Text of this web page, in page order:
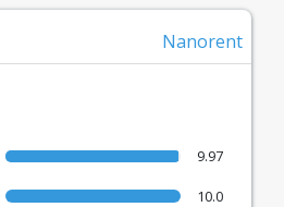
Nanorent
9.97
10.0